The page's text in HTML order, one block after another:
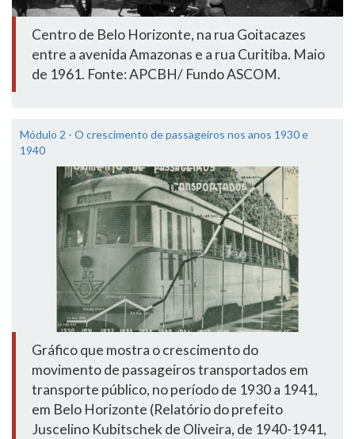
Centro de Belo Horizonte, na rua Goitacazes
entre a avenida Amazonas e a rua Curitiba. Maio
de 1961. Fonte: APCBH/ Fundo ASCOM.
Módulo 2 - O crescimento de passageiros nos anos 1930 e
1940
Gráfico que mostra o crescimento do
movimento de passageiros transportados em
transporte público, no período de 1930 a 1941,
em Belo Horizonte (Relatório do prefeito
Juscelino Kubitschek de Oliveira, de 1940-1941,